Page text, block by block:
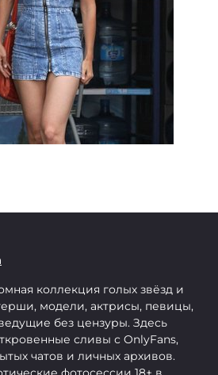
коллекция голых звёзд и
модели, актрисы, певицы,
без цензуры. Здесь
сливы с OnlyFans,
чатов и личных архивов.